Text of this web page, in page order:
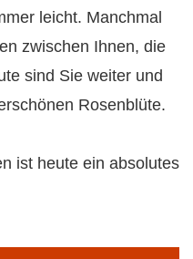
leicht. Manchmal
zwischen Ihnen, die
sind Sie weiter und
Rosenblüte.
ist heute ein absolutes